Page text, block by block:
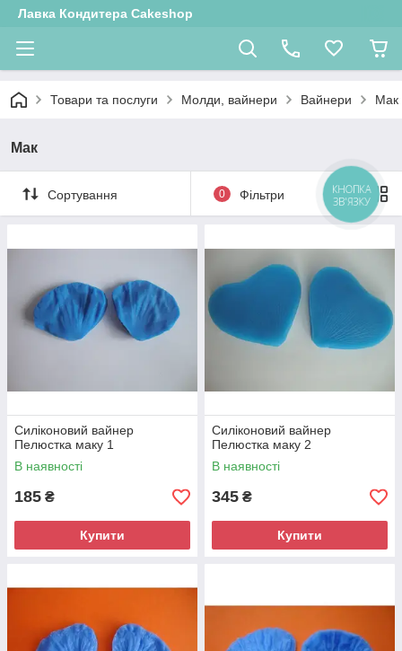
Лавка Кондитера Cakeshop
Товари та послуги Молди, вайнери Вайнери Мак
Мак
Сортування 0 Фільтри
Силіконовий вайнер
Пелюстка маку 1
В наявності
185 ₴
Купити
Силіконовий вайнер
Пелюстка маку 2
В наявності
345 ₴
Купити
КНОПКА
ЗВ'ЯЗКУ